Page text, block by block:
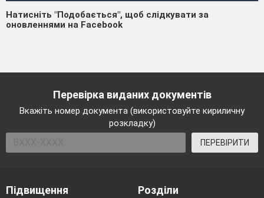
Натисніть "Подобається", щоб слідкувати за
оновленнями на Facebook
Перевірка виданих документів
Вкажіть номер документа (використовуйте кириличну
розкладку)
ПЕРЕВІРИТИ
Підвищення
Розділи